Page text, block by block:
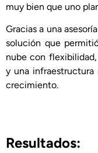
muy bien que uno
Gracias a una
solución que
nube con
y una infraestructura
crecimiento.